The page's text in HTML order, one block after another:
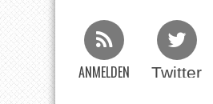
ANMELDEN Twitter